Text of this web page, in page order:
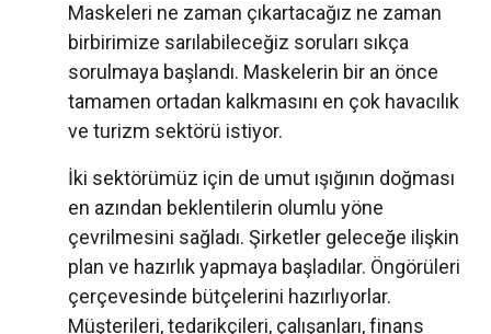
Maskeleri ne zaman çıkartacağız ne zaman
birbirimize sarılabileceğiz soruları sıkça
sorulmaya başlandı. Maskelerin bir an önce
tamamen ortadan kalkmasını en çok havacılık
ve turizm sektörü istiyor.
İki sektörümüz için de umut ışığının doğması
en azından beklentilerin olumlu yöne
çevrilmesini sağladı. Şirketler geleceğe ilişkin
plan ve hazırlık yapmaya başladılar. Öngörüleri
çerçevesinde bütçelerini hazırlıyorlar.
Müşterileri, tedarikçileri, çalışanları, finans